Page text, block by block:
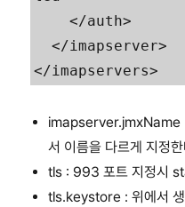
    </auth>
  </imapserver>
imapserver.jmxName
서 이름을 다르게 지정
tls : 993 포트 지정시
tls.keystore : 위에서